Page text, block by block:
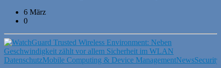
6 März
0
DatenschutzMobile Computing & Device ManagementNewsSecurity